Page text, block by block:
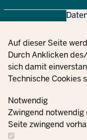
Privacy settings
Auf dieser Seite
Durch Anklicken
sich damit
Technische Cookies
Notwendig
Zwingend
Seite zwingend
з нами
Gleichstellung, Flucht
Westfalen